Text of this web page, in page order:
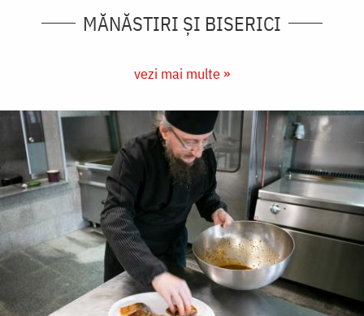
MĂNĂSTIRI ȘI BISERICI
vezi mai multe »